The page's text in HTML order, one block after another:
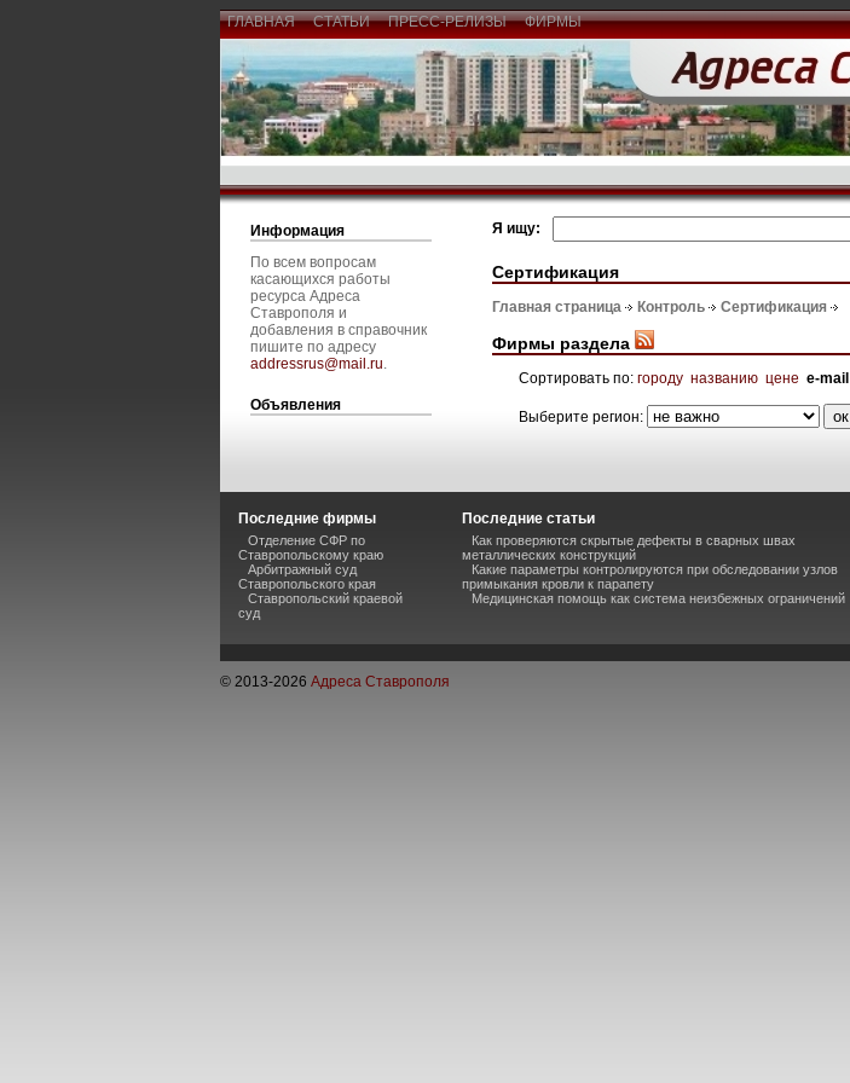
ГЛАВНАЯ СТАТЬИ ПРЕСС-РЕЛИЗЫ ФИРМЫ
Информация
По всем вопросам
касающихся работы
ресурса Адреса
Ставрополя и
добавления в справочник
пишите по адресу
addressrus@mail.ru.
Объявления
Я ищу:
Сертификация
Главная страница Контроль Сертификация
Фирмы раздела
Сортировать по: городу названию цене e-mail
Выберите регион:
Последние фирмы
Отделение СФР по
Ставропольскому краю
Арбитражный суд
Ставропольского края
Ставропольский краевой
суд
Последние статьи
Как проверяются скрытые дефекты в сварных швах
металлических конструкций
Какие параметры контролируются при обследовании узлов
примыкания кровли к парапету
Медицинская помощь как система неизбежных ограничений
© 2013-2026 Адреса Ставрополя